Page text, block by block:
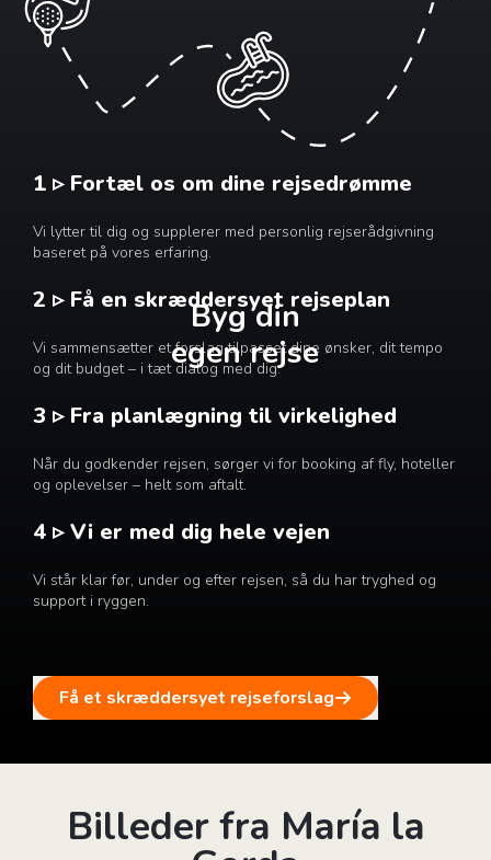
Byg din
egen rejse
1 ▹ Fortæl os om dine rejsedrømme
Vi lytter til dig og supplerer med personlig rejserådgivning
baseret på vores erfaring.
2 ▹ Få en skræddersyet rejseplan
Vi sammensætter et forslag tilpasset dine ønsker, dit tempo
og dit budget – i tæt dialog med dig.
3 ▹ Fra planlægning til virkelighed
Når du godkender rejsen, sørger vi for booking af fly, hoteller
og oplevelser – helt som aftalt.
4 ▹ Vi er med dig hele vejen
Vi står klar før, under og efter rejsen, så du har tryghed og
support i ryggen.
Få et skræddersyet rejseforslag
Billeder fra María la